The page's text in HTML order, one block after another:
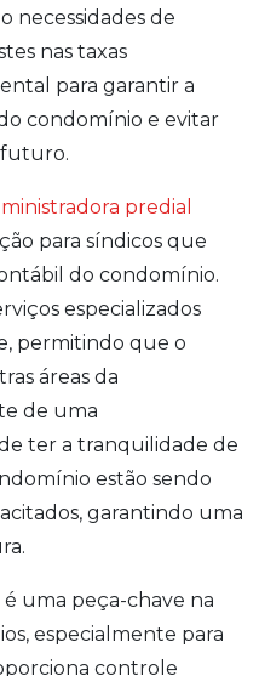
necessidades de
nas taxas
para garantir a
condomínio e evitar
futuro.
predial
para síndicos que
do condomínio.
especializados
permitindo que o
áreas da
de uma
ter a tranquilidade de
estão sendo
garantindo uma
uma peça-chave na
especialmente para
controle